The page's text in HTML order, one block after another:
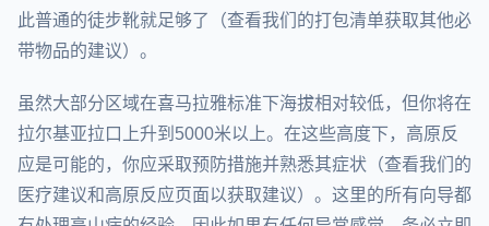
此普通的徒步靴就足够了（查看我们的打包清单获取其他必
带物品的建议）。
虽然大部分区域在喜马拉雅标准下海拔相对较低，但你将在
拉尔基亚拉口上升到5000米以上。在这些高度下，高原反
应是可能的，你应采取预防措施并熟悉其症状（查看我们的
医疗建议和高原反应页面以获取建议）。这里的所有向导都